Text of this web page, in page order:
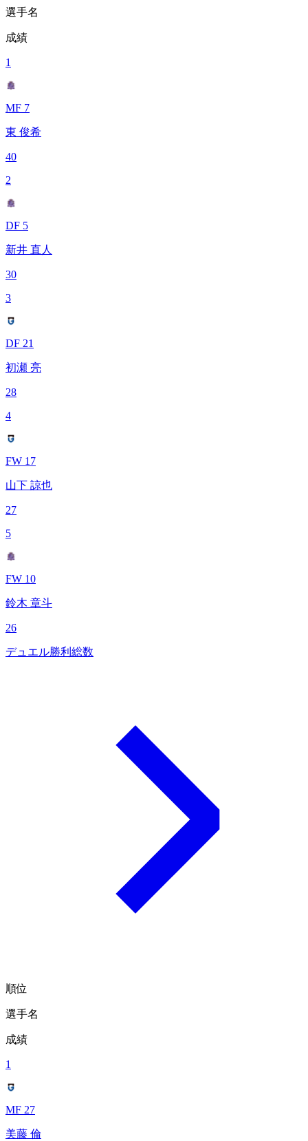
選手名
成績
1
MF 7
東 俊希
40
2
DF 5
新井 直人
30
3
DF 21
初瀬 亮
28
4
FW 17
山下 諒也
27
5
FW 10
鈴木 章斗
26
デュエル勝利総数
順位
選手名
成績
1
MF 27
美藤 倫